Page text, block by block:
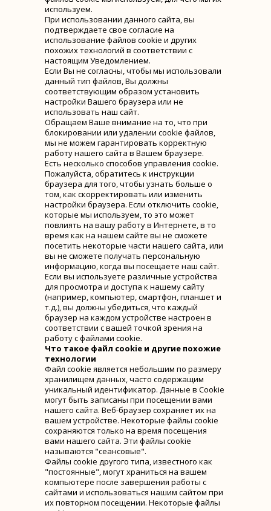
используем.
При использовании данного сайта, вы
подтверждаете свое согласие на
использование файлов cookie и других
похожих технологий в соответствии с
настоящим Уведомлением.
Если Вы не согласны, чтобы мы использовали
данный тип файлов, Вы должны
соответствующим образом установить
настройки Вашего браузера или не
использовать наш сайт.
Обращаем Ваше внимание на то, что при
блокировании или удалении cookie файлов,
мы не можем гарантировать корректную
работу нашего сайта в Вашем браузере.
Есть несколько способов управления cookie.
Пожалуйста, обратитесь к инструкции
браузера для того, чтобы узнать больше о
том, как скорректировать или изменить
настройки браузера. Если отключить cookie,
которые мы используем, то это может
повлиять на вашу работу в Интернете, в то
время как на нашем сайте вы не сможете
посетить некоторые части нашего сайта, или
вы не сможете получать персональную
информацию, когда вы посещаете наш сайт.
Если вы используете различные устройства
для просмотра и доступа к нашему сайту
(например, компьютер, смартфон, планшет и
т.д.), вы должны убедиться, что каждый
браузер на каждом устройстве настроен в
соответствии с вашей точкой зрения на
работу с файлами cookie.
Что такое файл cookie и другие похожие
технологии
Файл cookie является небольшим по размеру
хранилищем данных, часто содержащим
уникальный идентификатор. Данные в Cookie
могут быть записаны при посещении вами
нашего сайта. Веб-браузер сохраняет их на
вашем устройстве. Некоторые файлы cookie
сохраняются только на время посещения
вами нашего сайта. Эти файлы cookie
называются "сеансовые".
Файлы cookie другого типа, известного как
"постоянные", могут храниться на вашем
компьютере после завершения работы с
сайтами и использоваться нашим сайтом при
их повторном посещении. Некоторые файлы